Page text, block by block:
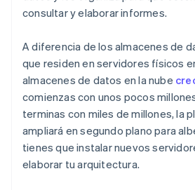
consultar y elaborar informes.
A diferencia de los almacenes de
que residen en servidores físicos
almacenes de datos en la nube
comienzas con unos pocos
terminas con miles de millones, la
ampliará en segundo plano para
tienes que instalar nuevos
elaborar tu arquitectura.